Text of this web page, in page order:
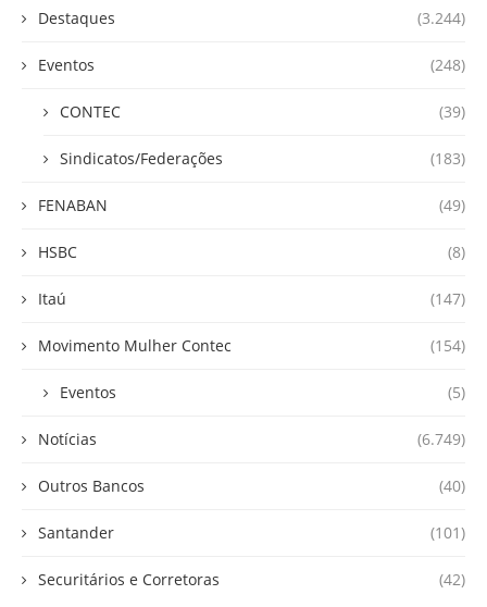
Destaques (3.244)
Eventos (248)
CONTEC (39)
Sindicatos/Federações (183)
FENABAN (49)
HSBC (8)
Itaú (147)
Movimento Mulher Contec (154)
Eventos (5)
Notícias (6.749)
Outros Bancos (40)
Santander (101)
Securitários e Corretoras (42)